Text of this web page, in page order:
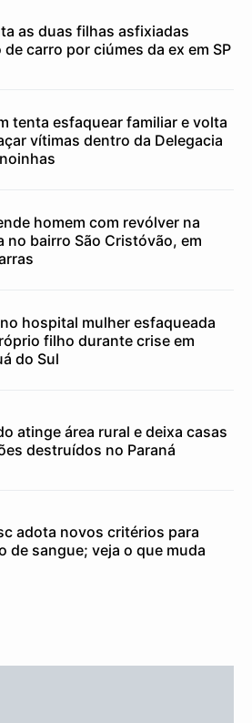
as duas filhas asfixiadas
carro por ciúmes da ex em SP
tenta esfaquear familiar e volta
vítimas dentro da Delegacia
homem com revólver na
no bairro São Cristóvão, em
hospital mulher esfaqueada
filho durante crise em
do Sul
atinge área rural e deixa casas
destruídos no Paraná
adota novos critérios para
de sangue; veja o que muda